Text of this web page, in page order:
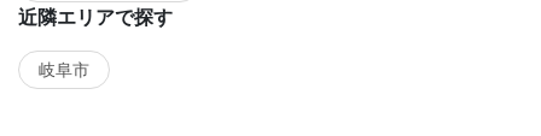
近隣エリアで探す
岐阜市